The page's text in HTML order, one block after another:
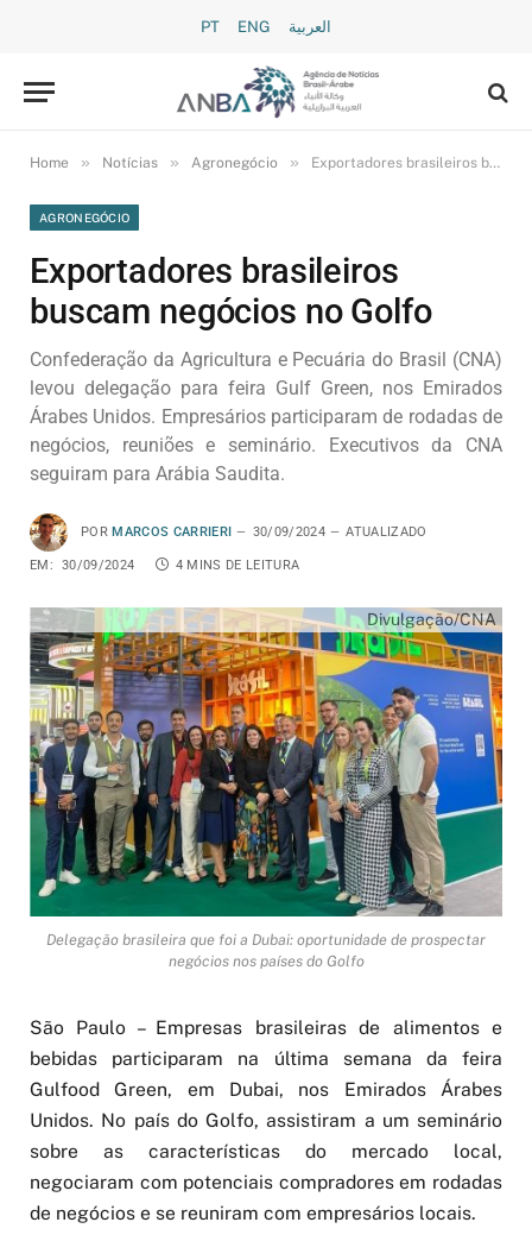
PT ENG العربية
Home » Notícias » Agronegócio » Exportadores brasileiros buscam negócios no Golfo
AGRONEGÓCIO
Exportadores brasileiros
buscam negócios no Golfo
Confederação da Agricultura e Pecuária do Brasil (CNA)
levou delegação para feira Gulf Green, nos Emirados
Árabes Unidos. Empresários participaram de rodadas de
negócios, reuniões e seminário. Executivos da CNA
seguiram para Arábia Saudita.
POR MARCOS CARRIERI 30/09/2024 ATUALIZADO
EM: 30/09/2024 4 MINS DE LEITURA
Divulgação/CNA
Delegação brasileira que foi a Dubai: oportunidade de prospectar
negócios nos países do Golfo
São Paulo – Empresas brasileiras de alimentos e
bebidas participaram na última semana da feira
Gulfood Green, em Dubai, nos Emirados Árabes
Unidos. No país do Golfo, assistiram a um seminário
sobre as características do mercado local,
negociaram com potenciais compradores em rodadas
de negócios e se reuniram com empresários locais.